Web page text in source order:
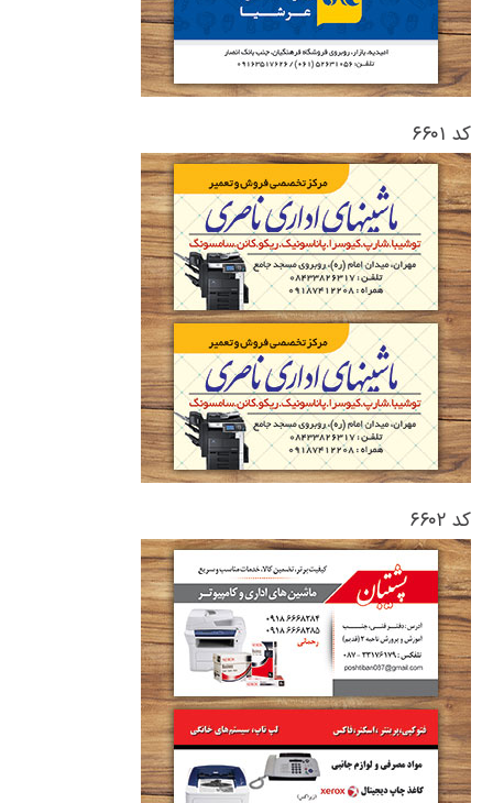
کد ۶۶۰۱
کد ۶۶۰۲